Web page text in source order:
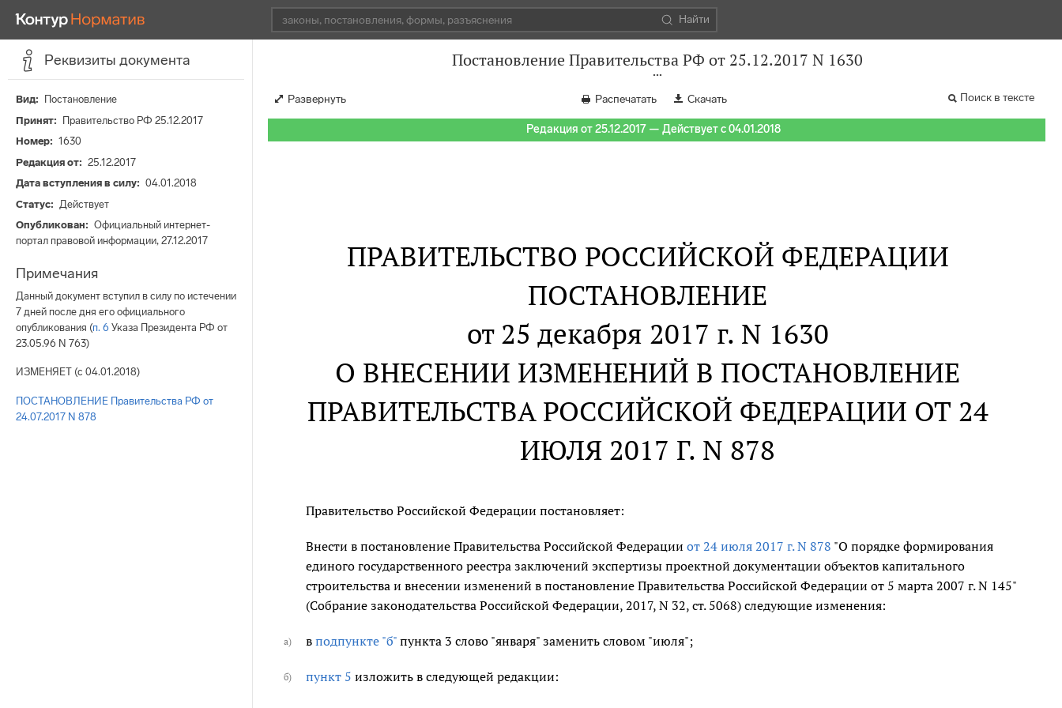
Найти
Реквизиты документа
Вид
Постановление
Принят
Правительство РФ 25.12.2017
Номер
1630
Редакция от
25.12.2017
Дата вступления в силу
04.01.2018
Статус
Действует
Опубликован
Официальный интернет-
портал правовой информации, 27.12.2017
Примечания
Данный документ вступил в силу по истечении
7 дней после дня его официального
опубликования (п. 6 Указа Президента РФ от
23.05.96 N 763)
ИЗМЕНЯЕТ (с 04.01.2018)
ПОСТАНОВЛЕНИЕ Правительства РФ от
24.07.2017 N 878
Постановление Правительства РФ от 25.12.2017 N 1630
Развернуть Распечатать Скачать Поиск в тексте
Редакция от 25.12.2017 — Действует с 04.01.2018
ПРАВИТЕЛЬСТВО РОССИЙСКОЙ ФЕДЕРАЦИИ
ПОСТАНОВЛЕНИЕ
от 25 декабря 2017 г. N 1630
О ВНЕСЕНИИ ИЗМЕНЕНИЙ В ПОСТАНОВЛЕНИЕ
ПРАВИТЕЛЬСТВА РОССИЙСКОЙ ФЕДЕРАЦИИ ОТ 24
ИЮЛЯ 2017 Г. N 878
Правительство Российской Федерации постановляет:
Внести в постановление Правительства Российской Федерацииот 24 июля 2017 г. N 878 "О порядке формирования
единого государственного реестра заключений экспертизы проектной документации объектов капитального
строительства и внесении изменений в постановление Правительства Российской Федерации от 5 марта 2007 г. N 145"
(Собрание законодательства Российской Федерации, 2017, N 32, ст. 5068) следующие изменения:
а) вподпункте "б" пункта 3 слово "января" заменить словом "июля";
б) пункт 5 изложить в следующей редакции: